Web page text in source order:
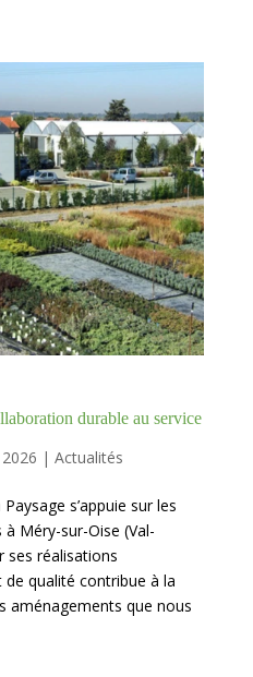
durable au service
| Actualités
s’appuie sur les
Méry-sur-Oise (Val-
ses réalisations
de qualité contribue à la
aménagements que nous